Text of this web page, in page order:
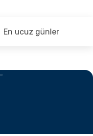
En ucuz günler